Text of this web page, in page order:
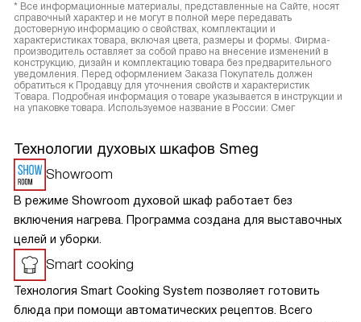
* Все информационные материалы, представленные на Сайте, носят
справочный характер и не могут в полной мере передавать
достоверную информацию о свойствах, комплектации и
характеристиках товара, включая цвета, размеры и формы. Фирма-
производитель оставляет за собой право на внесение изменений в
конструкцию, дизайн и комплектацию товара без предварительного
уведомления. Перед оформлением Заказа Покупатель должен
обратиться к Продавцу для уточнения свойств и характеристик
Товара. Подробная информация о товаре указывается в инструкции и
на упаковке товара. Используемое название в России: Смег
Технологии духовых шкафов Smeg
Showroom
В режиме Showroom духовой шкаф работает без
включения нагрева. Программа создана для выставочных
целей и уборки.
Smart cooking
Технология Smart Cooking System позволяет готовить
блюда при помощи автоматических рецептов. Всего